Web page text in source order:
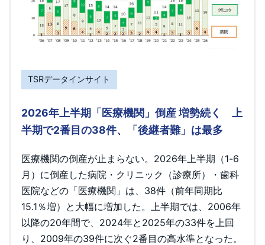
TSRデータインサイト
2026年上半期「医療機関」倒産 増勢続く 上
半期で2番目の38件、「後継者難」は最多
医療機関の倒産が止まらない。2026年上半期（1-6
月）に倒産した病院・クリニック（診療所）・歯科
医院などの「医療機関」は、38件（前年同期比
15.1％増）と大幅に増加した。上半期では、2006年
以降の20年間で、2024年と2025年の33件を上回
り、2009年の39件に次ぐ2番目の高水準となった。